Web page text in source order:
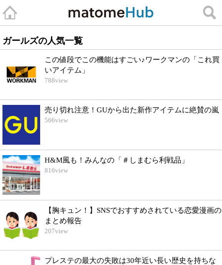
ガールズの人気一覧
この値段でこの機能はすごい♪ワークマンの「これ買
いアイテム」
788view
売り切れ注意！GUから出た新作アイテムに絶賛の嵐
566view
H&M風も！みんなの「＃しまむら利戦品」
816view
【胸キュン！】SNSでおすすめされている恋愛漫画の
まとめ報告
207view
プレステの最大の失敗は30年近い長い歴史を持ちな